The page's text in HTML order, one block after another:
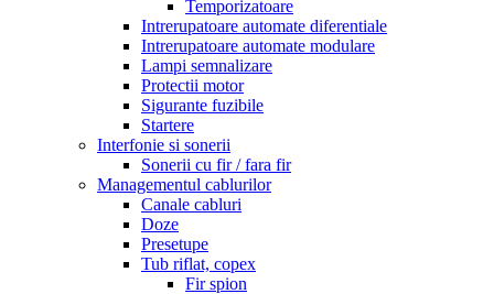
Temporizatoare
Intrerupatoare automate diferentiale
Intrerupatoare automate modulare
Lampi semnalizare
Protectii motor
Sigurante fuzibile
Startere
Interfonie si sonerii
Sonerii cu fir / fara fir
Managementul cablurilor
Canale cabluri
Doze
Presetupe
Tub riflat, copex
Fir spion